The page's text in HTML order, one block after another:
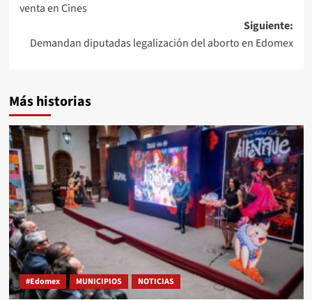
venta en Cines
Siguiente:
Demandan diputadas legalización del aborto en Edomex
Más historias
#Edomex MUNICIPIOS NOTICIAS